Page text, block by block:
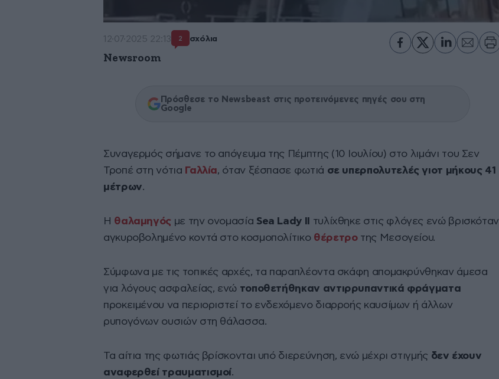
12·07·2025 22:13 2 σχόλια
Newsroom
Πρόσθεσε το Newsbeast στις προτεινόμενες πηγές σου στη
Google
Συναγερμός σήμανε το απόγευμα της Πέμπτης (10 Ιουλίου) στο λιμάνι του Σεν
Τροπέ στη νότια Γαλλία, όταν ξέσπασε φωτιά σε υπερπολυτελές γιοτ μήκους 41
μέτρων.
Η θαλαμηγός με την ονομασία Sea Lady II
τυλίχθηκε στις φλόγες ενώ βρισκόταν
αγκυροβολημένο κοντά στο κοσμοπολίτικο θέρετροτης Μεσογείου.
Σύμφωνα με τις τοπικές αρχές, τα παραπλέοντα σκάφη απομακρύνθηκαν άμεσα
για λόγους ασφαλείας, ενώ τοποθετήθηκαν αντιρρυπαντικά φράγματα
προκειμένου να περιοριστεί το ενδεχόμενο διαρροής καυσίμων ή άλλων
ρυπογόνων ουσιών στη θάλασσα.
Τα αίτια της φωτιάς βρίσκονται υπό διερεύνηση, ενώ μέχρι στιγμής δεν έχουν
αναφερθεί τραυματισμοί.